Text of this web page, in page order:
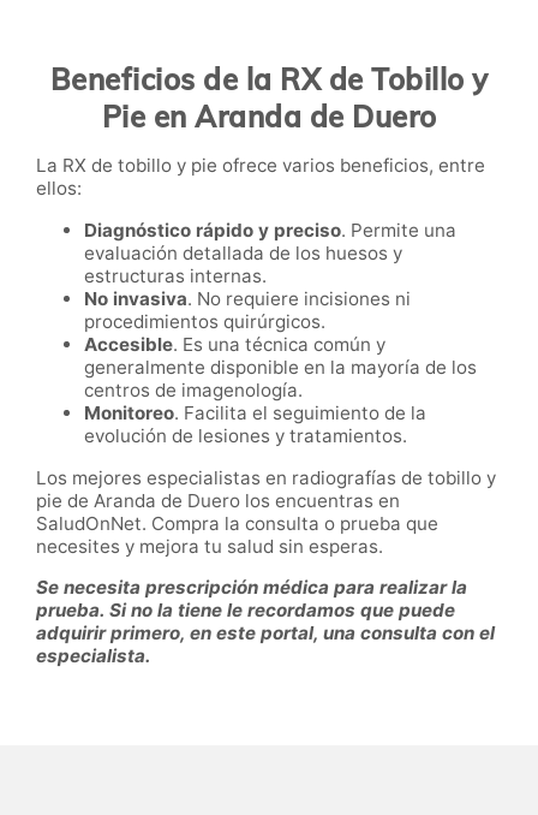
Beneficios de la RX de Tobillo y
Pie en Aranda de Duero
La RX de tobillo y pie ofrece varios beneficios, entre
ellos:
Diagnóstico rápido y preciso. Permite una
evaluación detallada de los huesos y
estructuras internas.
No invasiva. No requiere incisiones ni
procedimientos quirúrgicos.
Accesible. Es una técnica común y
generalmente disponible en la mayoría de los
centros de imagenología.
Monitoreo. Facilita el seguimiento de la
evolución de lesiones y tratamientos.
Los mejores especialistas en radiografías de tobillo y
pie de Aranda de Duero los encuentras en
SaludOnNet. Compra la consulta o prueba que
necesites y mejora tu salud sin esperas.
Se necesita prescripción médica para realizar la
prueba. Si no la tiene le recordamos que puede
adquirir primero, en este portal, una consulta con el
especialista.